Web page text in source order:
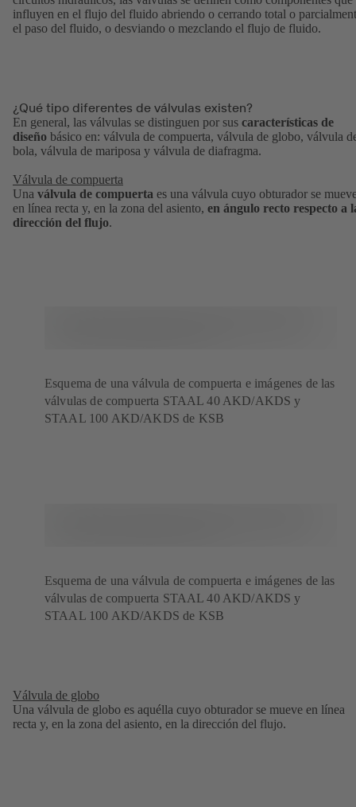
influyen en el flujo del fluido abriendo o cerrando total o
el paso del fluido, o desviando o mezclando el flujo de fluido.
¿Qué tipo diferentes de válvulas existen?
En general, las válvulas se distinguen por sus características de
diseño básico en: válvula de compuerta, válvula de globo, válvula
bola, válvula de mariposa y válvula de diafragma.
Válvula de compuerta
Una válvula de compuerta es una válvula cuyo obturador se
en línea recta y, en la zona del asiento, en ángulo recto respecto a
dirección del flujo.
Esquema de una válvula de compuerta e imágenes de las
válvulas de compuerta STAAL 40 AKD/AKDS y
STAAL 100 AKD/AKDS de KSB
Esquema de una válvula de compuerta e imágenes de las
válvulas de compuerta STAAL 40 AKD/AKDS y
STAAL 100 AKD/AKDS de KSB
Válvula de globo
Una válvula de globo es aquélla cuyo obturador se mueve en línea
recta y, en la zona del asiento, en la dirección del flujo.